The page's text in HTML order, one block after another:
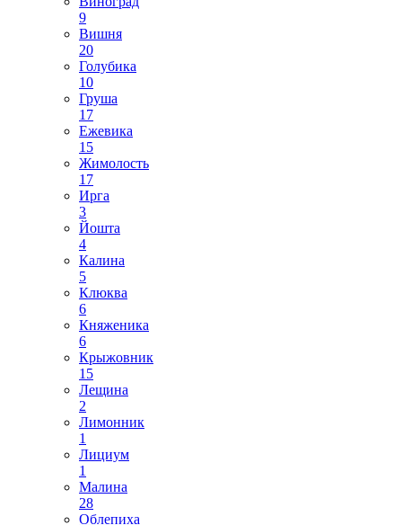
9
Вишня
20
Голубика
10
Груша
17
Ежевика
15
Жимолость
17
Ирга
3
Йошта
4
Калина
5
Клюква
6
Княженика
6
Крыжовник
15
Лещина
2
Лимонник
1
Лициум
1
Малина
28
Облепиха